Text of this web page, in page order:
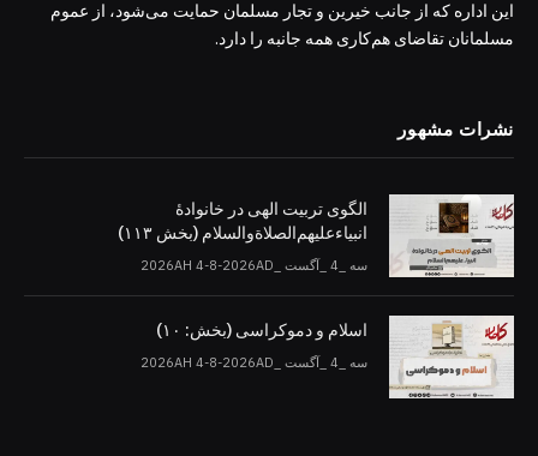
این اداره که از جانب خیرین و تجار مسلمان حمایت می‌شود، از عموم
مسلمانان تقاضای هم‌کاری همه جانبه را دارد.
نشرات مشهور
الگوی تربیت الهی در خانوادۀ
انبیاءعلیهم‌الصلاةو‌السلام (بخش ۱۱۳)
سه _4 _آگست _2026AH 4-8-2026AD
اسلام و دموکراسی (بخش: ۱۰)
سه _4 _آگست _2026AH 4-8-2026AD